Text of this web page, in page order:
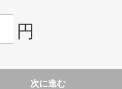
円
次に進む